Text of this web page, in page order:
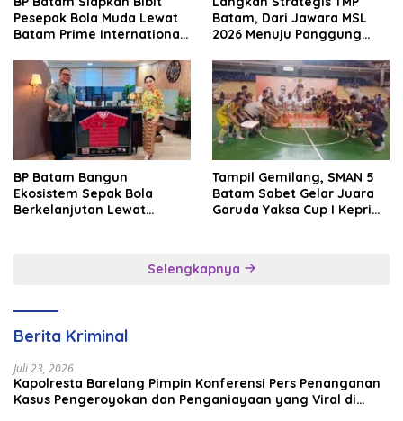
Pesepak Bola Muda Lewat
Batam Prime International
Batam, Dari Jawara MSL
2026 Menuju Panggung
BP Batam Bangun
Ekosistem Sepak Bola
Berkelanjutan Lewat
Tampil Gemilang, SMAN 5
Batam Sabet Gelar Juara
Garuda Yaksa Cup I Kepri
Selengkapnya
Berita Kriminal
Juli 23, 2026
Kapolresta Barelang Pimpin Konferensi Pers Penanganan
Kasus Pengeroyokan dan Penganiayaan yang Viral di